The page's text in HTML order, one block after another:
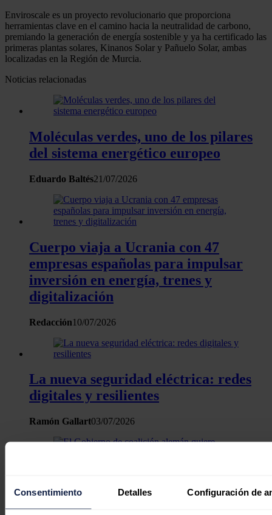
Consentimiento Detalles Configuración de
Enviroscale es un proyecto revolucionario que proporciona
herramientas clave en el camino hacia la neutralidad de carbono,
premiando la generación de energía sostenible y ya ha certificado las
primeras plantas solares, Kinanos Solar y Pañuelo Solar, ambas
localizadas en la Región de Murcia.
Noticias relacionadas
Moléculas verdes, uno de los pilares
del sistema energético europeo
Eduardo Baltés21/07/2026
Cuerpo viaja a Ucrania con 47
empresas españolas para impulsar
inversión en energía, trenes y
digitalización
Redacción10/07/2026
La nueva seguridad eléctrica: redes
digitales y resilientes
Ramón Gallart03/07/2026
El Gobierno de coalición alemán
quiere acelerar la expansión de la red